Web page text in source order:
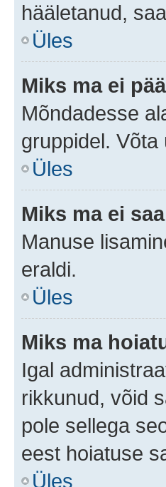
hääletanud,
Üles
Miks ma ei
Mõndadesse
gruppidel.
Üles
Miks ma ei
Manuse
eraldi.
Üles
Miks ma
Igal
rikkunud, võid
pole sellega
eest hoiatuse
Üles